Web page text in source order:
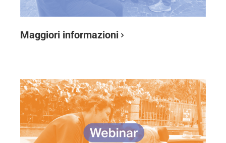
Maggiori informazioni